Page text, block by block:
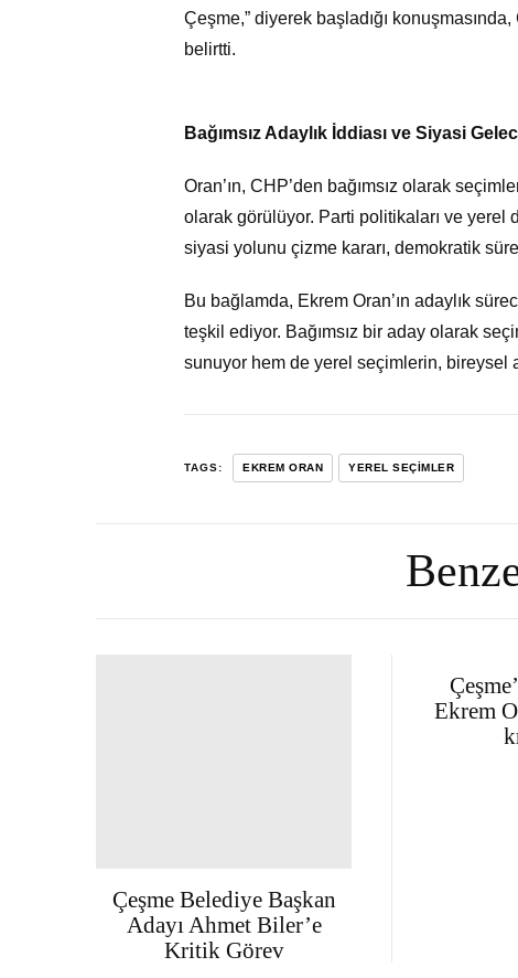
Çeşme,” diyerek başladığı
belirtti.
Bağımsız Adaylık İddiası ve Siyasi
Oran’ın, CHP’den bağımsız olarak
olarak görülüyor. Parti politikaları ve yerel
siyasi yolunu çizme kararı, demokratik
Bu bağlamda, Ekrem Oran’ın adaylık
teşkil ediyor. Bağımsız bir aday olarak
sunuyor hem de yerel seçimlerin, bireysel
TAGS: EKREM ORAN YEREL SEÇIMLER
Çeşme Belediye Başkan
Adayı Ahmet Biler’e
Kritik Görev
Ekrem